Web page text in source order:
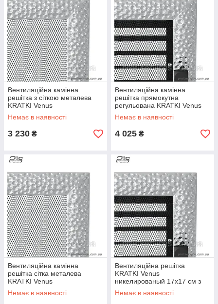
Вентиляційна камінна
решітка з сіткою металева
KRATKI Venus
никелированый 22х37 см
Немає в наявності
3 230 ₴
Вентиляційна камінна
решітка прямокутна
регульована KRATKI Venus
никелированый 22х37 см з
жалюзі
Немає в наявності
4 025 ₴
Вентиляційна камінна
решітка сітка металева
KRATKI Venus
никелированый 11х42 см
Немає в наявності
Вентиляційна решітка
KRATKI Venus
никелированый 17х17 см з
жалюзі
Немає в наявності